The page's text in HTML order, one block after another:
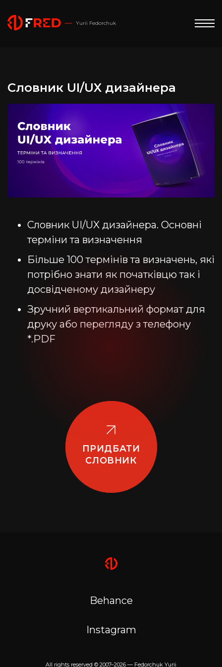
Yurii Fedorchuk
Словник UI/UX дизайнера
Словник UI/UX дизайнера. Основні
терміни та визначення
Більше 100 термінів та визначень, які
потрібно знати як початківцю так і
досвідченому дизайнеру
Зручний вертикальний формат для
друку або перегляду з телефону
*.PDF
ПРИДБАТИ
СЛОВНИК
All rights reserved © 2007–2026 — Fedorchuk Yurii
Behance
Instagram